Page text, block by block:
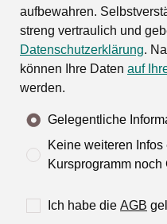
aufbewahren.
streng vertraulich und
Datenschutzerklärung.
können Ihre Daten auf
werden.
Gelegentliche
Keine weiteren
Kursprogramm noch
Ich habe die AGB